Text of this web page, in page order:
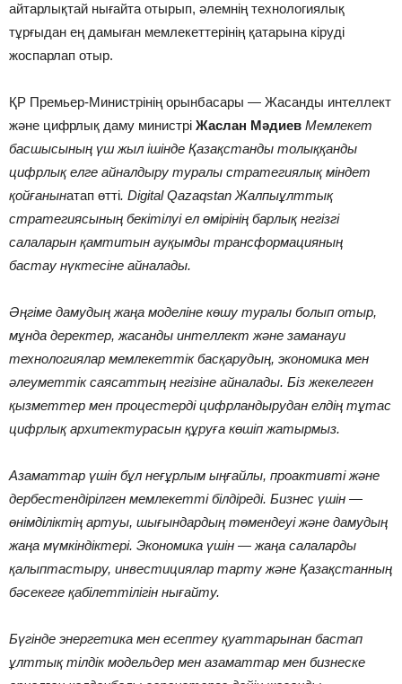
айтарлықтай нығайта отырып, әлемнің технологиялық
тұрғыдан ең дамыған мемлекеттерінің қатарына кіруді
жоспарлап отыр.
ҚР Премьер-Министрінің орынбасары — Жасанды интеллект
және цифрлық даму министрі Жаслан Мәдиев Мемлекет
басшысының үш жыл ішінде Қазақстанды толыққанды
цифрлық елге айналдыру туралы стратегиялық міндет
қойғанынатап өтті. Digital Qazaqstan Жалпыұлттық
стратегиясының бекітілуі ел өмірінің барлық негізгі
салаларын қамтитын ауқымды трансформацияның
бастау нүктесіне айналады.
Әңгіме дамудың жаңа моделіне көшу туралы болып отыр,
мұнда деректер, жасанды интеллект және заманауи
технологиялар мемлекеттік басқарудың, экономика мен
әлеуметтік саясаттың негізіне айналады. Біз жекелеген
қызметтер мен процестерді цифрландырудан елдің тұтас
цифрлық архитектурасын құруға көшіп жатырмыз.
Азаматтар үшін бұл неғұрлым ыңғайлы, проактивті және
дербестендірілген мемлекетті білдіреді. Бизнес үшін —
өнімділіктің артуы, шығындардың төмендеуі және дамудың
жаңа мүмкіндіктері. Экономика үшін — жаңа салаларды
қалыптастыру, инвестициялар тарту және Қазақстанның
бәсекеге қабілеттілігін нығайту.
Бүгінде энергетика мен есептеу қуаттарынан бастап
ұлттық тілдік модельдер мен азаматтар мен бизнеске